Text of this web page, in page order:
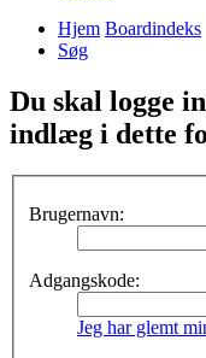
Hjem Boardindeks
Søg
Du skal logge
indlæg i dette
Brugernavn:
Adgangskode:
Jeg har glemt